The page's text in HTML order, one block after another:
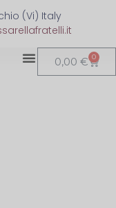
(Vi) Italy
0,00€ 0